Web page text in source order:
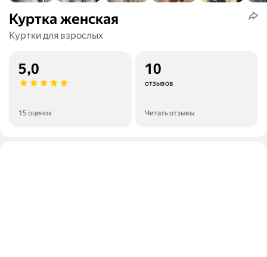
Куртка женская
Куртки для взрослых
5,0
15 оценок
10
отзывов
Читать отзывы